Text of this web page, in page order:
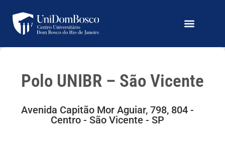
Polo UNIBR – São Vicente
Avenida Capitão Mor Aguiar, 798, 804 -
Centro - São Vicente - SP